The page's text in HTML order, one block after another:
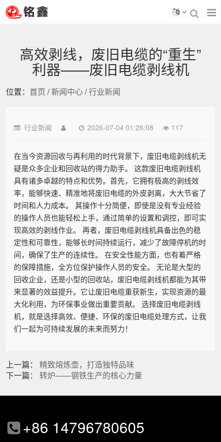
高效剥线，废旧电缆的“重生”
利器——废旧电缆剥线机
位置： 首页 /新闻中心/行业新闻
行业新闻 2026-07-04 01:26:08 117
在当今资源回收与再利用的时代背景下，废旧电缆剥线机无
疑是众多企业和回收站的得力助手。 这款废旧电缆剥线机
具有诸多卓越的特点和优势。首先，它拥有极高的剥线效
率，能够快速、精准地将废旧电缆的外皮剥离，大大节省了
时间和人力成本。 其操作十分简便，即使是没有专业经验
的操作人员也能轻松上手，通过简单的设置和调控，即可实
现高效的剥线作业。 再者，废旧电缆剥线机具备出色的稳
定性和可靠性，能够长时间持续运行，减少了故障停机的时
间，确保了生产的连续性。 在安全性能方面，也有着严格
的保障措施，全方位保护操作人员的安全。 无论是大型的
回收企业，还是小型的回收站，废旧电缆剥线机都能为其带
来显著的效益提升。它让废旧电缆重获新生，实现资源的最
大化利用，为环保事业做出重要贡献。 选择废旧电缆剥线
机，就是选择高效、便捷、环保的废旧电缆处理方式，让我
们一起为可持续发展的未来而努力！
上一篇： 精致熔炼壶，打造独特品味
下一篇： 转炉——钢铁生产的核心力量
+86 14796780605